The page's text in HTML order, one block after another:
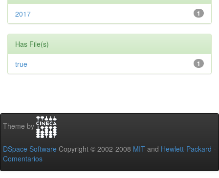
1
2017
Has File(s)
1
true
Theme by
DSpace Software Copyright © 2002-2008 MIT and Hewlett-Packard -
Comentarios